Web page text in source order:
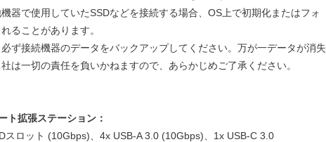
器で使用していたSSDなどを接続する場合、OS上で初期化またはフォ
ることがあります。
ず接続機器のデータをバックアップしてください。万が一データが消失
は一切の責任を負いかねますので、あらかじめご了承ください。
ト拡張ステーション：
スロット (10Gbps)、4x USB-A 3.0 (10Gbps)、1x USB-C 3.0